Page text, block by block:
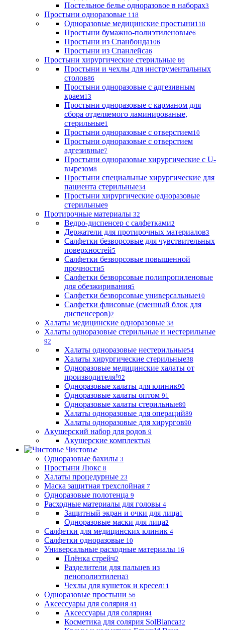
Постельное белье одноразовое в наборах3
Простыни одноразовые 118
Одноразовые медицинские простыни118
Простыни бумажно-полиэтиленовые6
Простыни из Спанбонда106
Простыни из Спанлейса6
Простыни хирургические стерильные 86
Простыни и чехлы для инструментальных
столов86
Простыни одноразовые с адгезивным
краем13
Простыни одноразовые с карманом для
сбора отделяемого ламинированые,
стерильные1
Простыни одноразовые с отверстием10
Простыни одноразовые с отверстием
адгезивные7
Простыни одноразовые хирургические с U-
вырезом8
Простыни специальные хирургические для
пациента стерильные34
Простыни хирургические одноразовые
стерильные9
Протирочные материалы 32
Ведро-диспенсер с салфетками2
Держатели для протирочных материалов3
Салфетки безворсовые для чувствительных
поверхностей5
Салфетки безворсовые повышенной
прочности5
Салфетки безворсовые полипропиленовые
для обезжиривания5
Салфетки безворсовые универсальные10
Салфетки флисовые (сменный блок для
диспенсеров)2
Халаты медицинские одноразовые 38
Халаты одноразовые стерильные и нестерильные
92
Халаты одноразовые нестерильные54
Халаты хирургические стерильные38
Одноразовые медицинские халаты от
производителя!92
Одноразовые халаты для клиник90
Одноразовые халаты оптом 91
Одноразовые халаты стерильные89
Халаты одноразовые для операций89
Халаты одноразовые для хирургов90
Акушерский набор для родов 9
Акушерские комплекты9
Чистовье
Одноразовые бахилы 3
Простыни Люкс 8
Халаты процедурные 23
Маска защитная трехслойная 7
Одноразовые полотенца 9
Расходные материалы для головы 4
Защитный экран и очки для лица1
Одноразовые маски для лица2
Салфетки для медицинских клиник 4
Салфетки одноразовые 10
Универсальные расходные материалы 16
Плёнка стрейч2
Разделители для пальцев из
пенополиэтилена3
Чехлы для кушеток и кресел11
Одноразовые простыни 56
Аксессуары для солярия 41
Аксессуары для солярия4
Косметика для солярия SolBianca32